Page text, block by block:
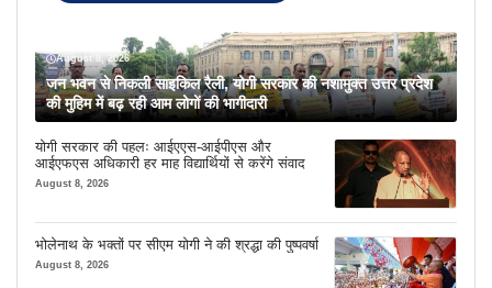
August 8, 2026
जन भवन से निकली साइकिल रैली, योगी सरकार की नशामुक्त उत्तर प्रदेश
की मुहिम में बढ़ रही आम लोगों की भागीदारी
योगी सरकार की पहलः आईएएस-आईपीएस और
आईएफएस अधिकारी हर माह विद्यार्थियों से करेंगे संवाद
August 8, 2026
भोलेनाथ के भक्तों पर सीएम योगी ने की श्रद्धा की पुष्पवर्षा
August 8, 2026